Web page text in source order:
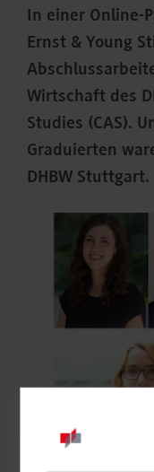
In einer Online-
Ernst & Young
Wirtschaft des
Studies (CAS).
Graduierten
DHBW Stuttgart.